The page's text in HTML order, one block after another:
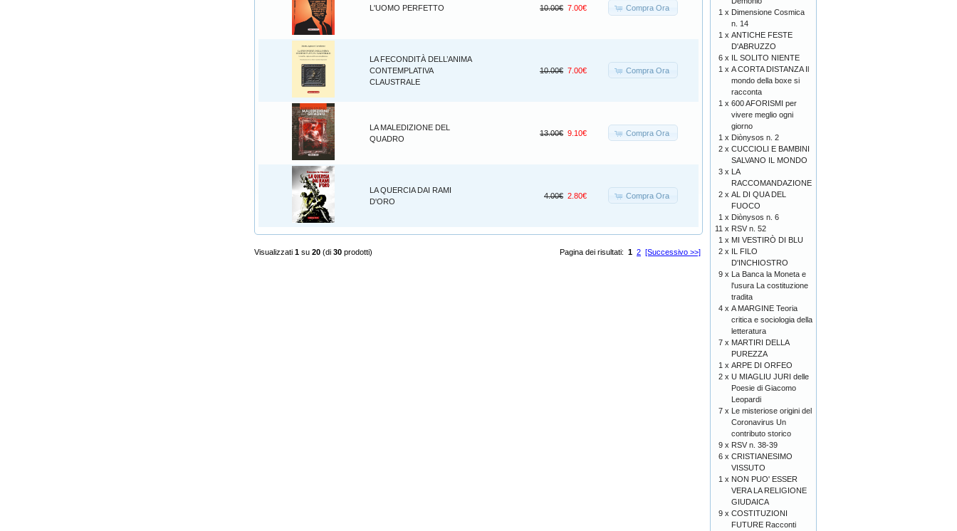
L'UOMO PERFETTO 10.00€ 7.00€ Compra Ora
LA FECONDITÀ DELL’ANIMA
CONTEMPLATIVA
CLAUSTRALE
10.00€ 7.00€ Compra Ora
LA MALEDIZIONE DEL
QUADRO
13.00€ 9.10€ Compra Ora
LA QUERCIA DAI RAMI
D'ORO
4.00€ 2.80€ Compra Ora
Pagina dei risultati: 1 2 [Successivo >>]
Visualizzati 1 su 20 (di 30 prodotti)
1 x Dimensione Cosmica
n. 14
1 x ANTICHE FESTE
D'ABRUZZO
6 x IL SOLITO NIENTE
1 x A CORTA DISTANZA Il
mondo della boxe si
racconta
1 x 600 AFORISMI per
vivere meglio ogni
giorno
1 x Diònysos n. 2
2 x CUCCIOLI E BAMBINI
SALVANO IL MONDO
3 x LA
RACCOMANDAZIONE
2 x AL DI QUA DEL
FUOCO
1 x Diònysos n. 6
11 x RSV n. 52
1 x MI VESTIRÒ DI BLU
2 x IL FILO
D'INCHIOSTRO
9 x La Banca la Moneta e
l'usura La costituzione
tradita
4 x A MARGINE Teoria
critica e sociologia della
letteratura
7 x MARTIRI DELLA
PUREZZA
1 x ARPE DI ORFEO
2 x U MIAGLIU JURI delle
Poesie di Giacomo
Leopardi
7 x Le misteriose origini del
Coronavirus Un
contributo storico
9 x RSV n. 38-39
6 x CRISTIANESIMO
VISSUTO
1 x NON PUO' ESSER
VERA LA RELIGIONE
GIUDAICA
9 x COSTITUZIONI
FUTURE Racconti